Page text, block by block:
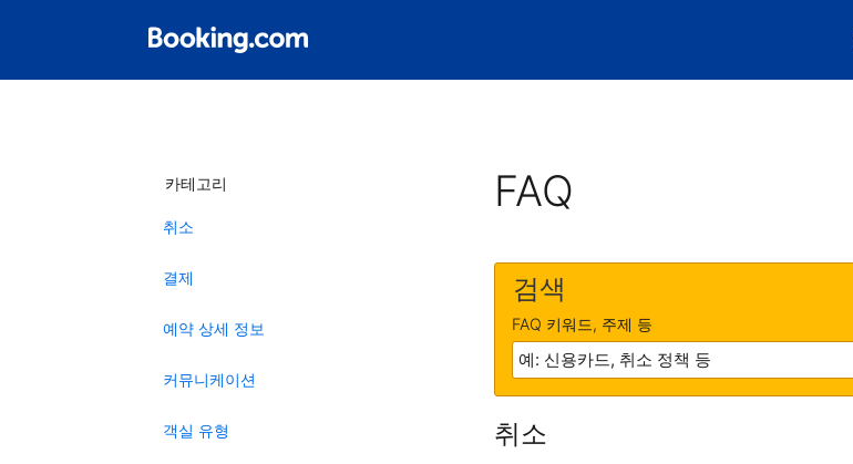
카테고리
취소
결제
예약 상세 정보
커뮤니케이션
객실 유형
FAQ
검색
FAQ 키워드, 주제 등
취소